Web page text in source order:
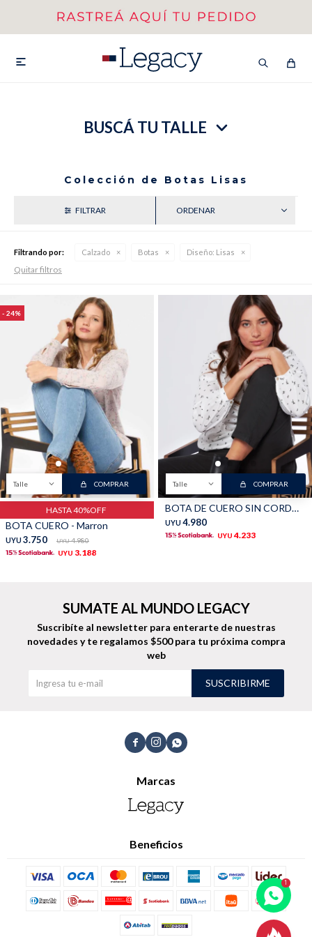

BUSCÁ TU TALLE
Colección de Botas Lisas
Filtrando por: Calzado Botas Diseño: Lisas
Quitar filtros
24
Talle COMPRAR
HASTA 40%OFF
BOTA CUERO - Marron
UYU 3.750 UYU 4.980
UYU 3.188
Talle COMPRAR
BOTA DE CUERO SIN CORDONES - Negro
UYU 4.980
UYU 4.233
  
Marcas
Beneficios
SUMATE AL MUNDO LEGACY
Suscribíte al newsletter para enterarte de nuestras
novedades y te regalamos $500 para tu próxima compra
web
SUSCRIBIRME
VER COLECCIÓN DE HOMBRE
Buzos Pantalones
Camperas Chalecos
Trajes